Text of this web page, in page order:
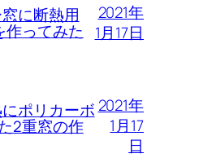
窓に断熱用
作ってみた
2021年
1月17日
にポリカーボ
2重窓の作
2021年
1月17
日